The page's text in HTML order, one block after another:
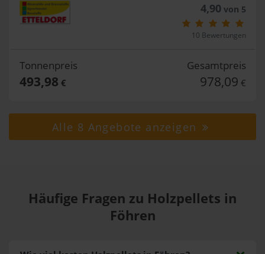
4,90 von 5
10 Bewertungen
Tonnenpreis
493,98 €
Gesamtpreis
978,09 €
Alle 8 Angebote anzeigen
Häufige Fragen zu Holzpellets in
Föhren